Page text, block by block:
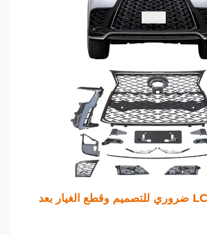
طقم هياكل LC300 ضروري للتصميم وقطع الغيار بعد